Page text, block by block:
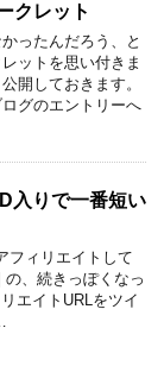
クレット
ったんだろう、と
ットを思い付きま
開しておきます。
グのエントリーへ
入りで一番短い
フィリエイトして
、続きっぽくなっ
エイトURLをツイ